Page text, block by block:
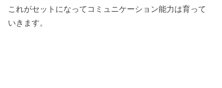
これがセットになってコミュニケーション能力は育って
いきます。